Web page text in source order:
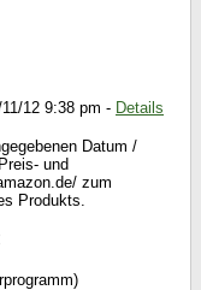
12 9:38 pm - Details
Datum /
und
zum
Produkts.